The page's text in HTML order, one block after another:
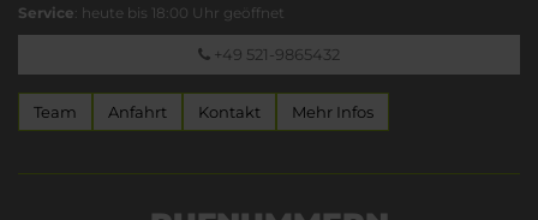
Service: heute bis 18:00 Uhr geöffnet
+49 521-9865432
Team Anfahrt Kontakt Mehr Infos